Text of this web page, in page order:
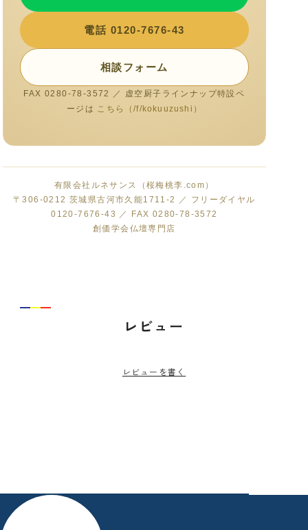
電話 0120-7676-43
相談フォーム
FAX 0280-78-3572 ／ 虚空厨子ラインナップ特設ペ
ージは こちら（/f/kokuuzushi）
有限会社ルネサンス（桜梅桃李.com）
〒306-0212 茨城県古河市久能1711-2 ／ フリーダイヤル
0120-7676-43 ／ FAX 0280-78-3572
創価学会仏壇専門店
レビュー
レビューを書く